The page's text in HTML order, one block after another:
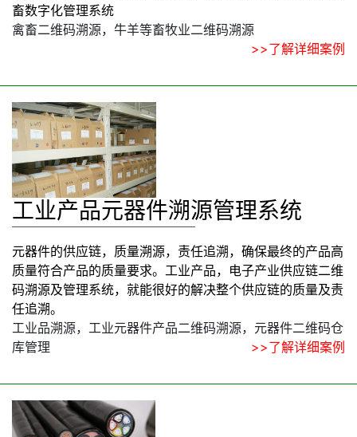
畜数字化管理系统
禽畜二维码溯源，牛羊等畜牧业二维码溯源
>>了解详细案例
工业产品元器件溯源管理系统
元器件的供应链，质量溯源，责任追溯，确保最终的产品高
质量符合产品的质量要求。工业产品，电子产业供应链二维
码溯源及管理系统，就能很好的解决整个供应链的质量及责
任追溯。
工业品溯源，工业元器件产品二维码溯源，元器件二维码仓
库管理
>>了解详细案例